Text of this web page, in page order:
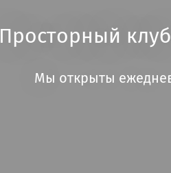
Просторный
Мы открыты